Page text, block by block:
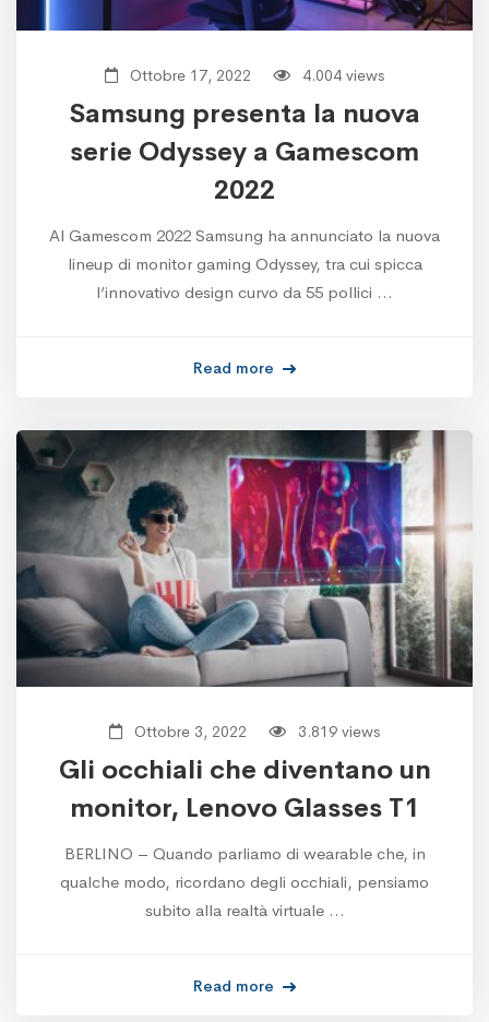
Ottobre 17, 2022 4.004 views
Samsung presenta la nuova
serie Odyssey a Gamescom
2022
Al Gamescom 2022 Samsung ha annunciato la nuova
lineup di monitor gaming Odyssey, tra cui spicca
l’innovativo design curvo da 55 pollici …
Read more
Ottobre 3, 2022 3.819 views
Gli occhiali che diventano un
monitor, Lenovo Glasses T1
BERLINO – Quando parliamo di wearable che, in
qualche modo, ricordano degli occhiali, pensiamo
subito alla realtà virtuale …
Read more